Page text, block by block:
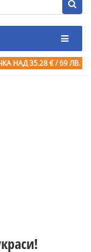
НАД 35.28 € / 69 ЛВ.